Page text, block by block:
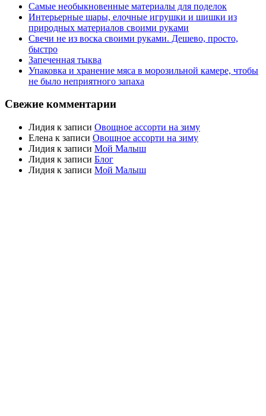
Самые необыкновенные материалы для поделок
Интерьерные шары, елочные игрушки и шишки из
природных материалов своими руками
Свечи не из воска своими руками. Дешево, просто,
быстро
Запеченная тыква
Упаковка и хранение мяса в морозильной камере, чтобы
не было неприятного запаха
Свежие комментарии
Лидия к записи Овощное ассорти на зиму
Елена к записи Овощное ассорти на зиму
Лидия к записи Мой Малыш
Лидия к записи Блог
Лидия к записи Мой Малыш